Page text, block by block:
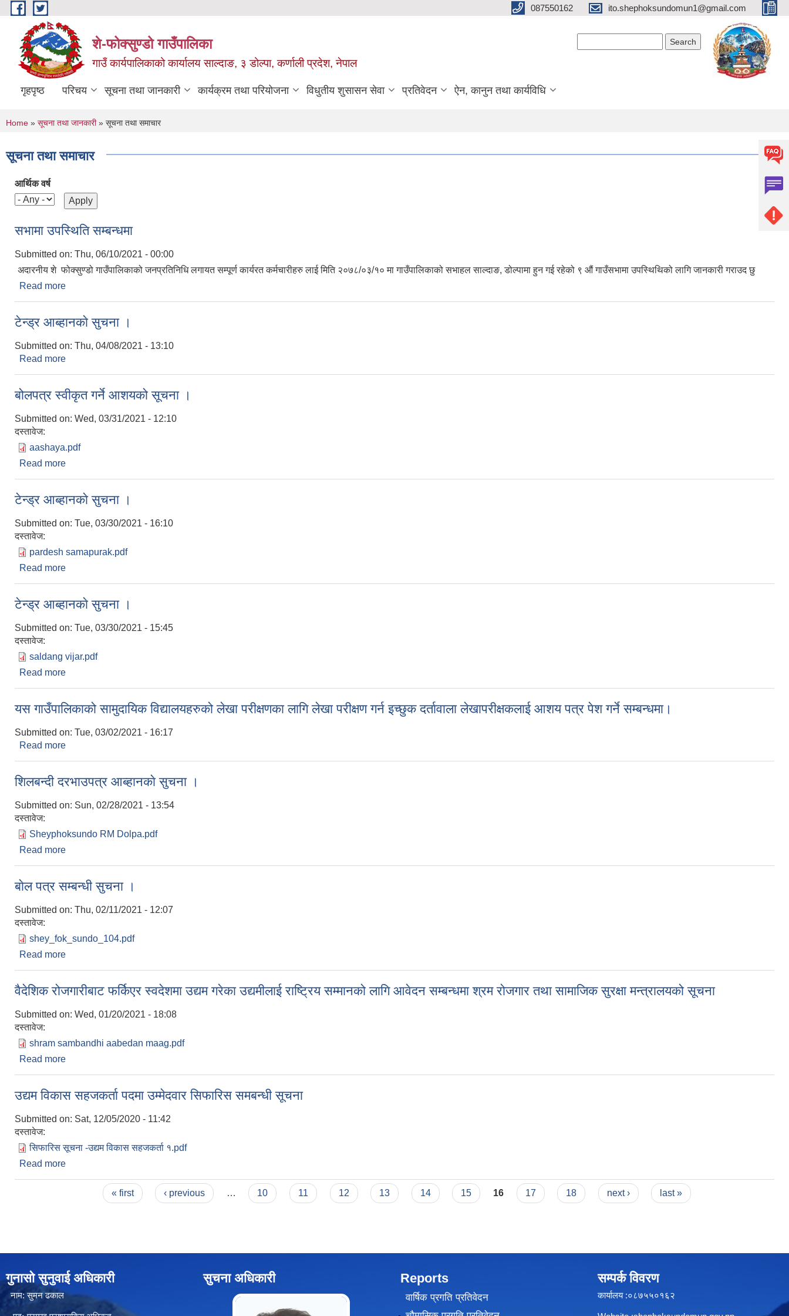
Skip to main content 087550162 ito.shephoksundomun1@gmail.com
शे-फोक्सुण्डो गाउँपालिका
गाउँ कार्यपालिकाको कार्यालय साल्दाङ, ३ डोल्पा, कर्णाली प्रदेश, नेपाल
गृहपृष्ठ परिचय सूचना तथा जानकारी कार्यक्रम तथा परियोजना विधुतीय शुसासन सेवा प्रतिवेदन ऐन, कानुन तथा कार्यविधि
You are here
Home » सूचना तथा जानकारी» सूचना तथा समाचार
सूचना तथा समाचार
आर्थिक वर्ष
सभामा उपस्थिति सम्बन्धमा
Submitted on: Thu, 06/10/2021 - 00:00
अदारनीय शे फोक्सुण्डो गाउँपालिकाको जनप्रतिनिधि लगायत सम्पूर्ण कार्यरत कर्मचारीहरु लाई मिति २०७८/०३/१० मा गाउँपालिकाको सभाहल साल्दाङ, डोल्पामा हुन गई रहेको ९ औं गाउँसभामा उपस्थिथिको लागि जानकारी गराउद छु
Read more
टेन्ड्र आब्हानकाे सुचना ।
Submitted on: Thu, 04/08/2021 - 13:10
Read more
बोलपत्र स्वीकृत गर्ने आशयको सूचना ।
Submitted on: Wed, 03/31/2021 - 12:10
दस्तावेज:
aashaya.pdf
Read more
टेन्ड्र आब्हानकाे सुचना ।
Submitted on: Tue, 03/30/2021 - 16:10
दस्तावेज:
pardesh samapurak.pdf
Read more
टेन्ड्र आब्हानकाे सुचना ।
Submitted on: Tue, 03/30/2021 - 15:45
दस्तावेज:
saldang vijar.pdf
Read more
यस गाउँपालिकाको सामुदायिक विद्यालयहरुको लेखा परीक्षणका लागि लेखा परीक्षण गर्न इच्छुक दर्तावाला लेखापरीक्षकलाई आशय पत्र पेश गर्ने सम्बन्धमा।
Submitted on: Tue, 03/02/2021 - 16:17
Read more
शिलबन्दी दरभाउपत्र आब्हानकाे सुचना ।
Submitted on: Sun, 02/28/2021 - 13:54
दस्तावेज:
Sheyphoksundo RM Dolpa.pdf
Read more
बाेल पत्र सम्बन्धी सुचना ।
Submitted on: Thu, 02/11/2021 - 12:07
दस्तावेज:
shey_fok_sundo_104.pdf
Read more
वैदेशिक रोजगारीबाट फर्किएर स्वदेशमा उद्यम गरेका उद्यमीलाई राष्ट्रिय सम्मानको लागि आवेदन सम्बन्धमा श्रम रोजगार तथा सामाजिक सुरक्षा मन्त्रालयको सूचना
Submitted on: Wed, 01/20/2021 - 18:08
दस्तावेज:
shram sambandhi aabedan maag.pdf
Read more
उद्यम विकास सहजकर्ता पदमा उम्मेदवार सिफारिस समबन्धी सूचना
Submitted on: Sat, 12/05/2020 - 11:42
दस्तावेज:
सिफारिस सूचना -उद्यम विकास सहजकर्ता १.pdf
Read more
« first ‹ previous … 10 11 12 13 14 15 16 17 18 next › last »
गुनासो सुनुवाई अधिकारी
नाम: सुमन ढकाल
सुचना अधिकारी Reports
वार्षिक प्रगति प्रतिवेदन
सम्पर्क विवरण
कार्यालय :०८७५५०१६२